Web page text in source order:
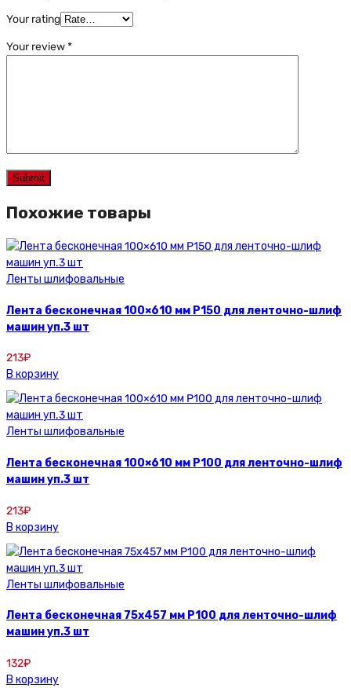
Your rating
Your review*
Похожие товары
Ленты шлифовальные
Лента бесконечная 100×610 мм P150 для ленточно-шлиф
машин уп.3 шт
213₽
В корзину
Ленты шлифовальные
Лента бесконечная 100×610 мм P100 для ленточно-шлиф
машин уп.3 шт
213₽
В корзину
Ленты шлифовальные
Лента бесконечная 75х457 мм P100 для ленточно-шлиф
машин уп.3 шт
132₽
В корзину